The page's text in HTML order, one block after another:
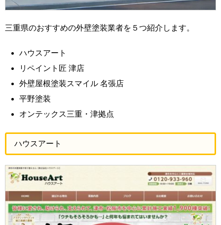
三重県のおすすめの外壁塗装業者を５つ紹介します。
ハウスアート
リペイント匠 津店
外壁屋根塗装スマイル 名張店
平野塗装
オンテックス三重・津拠点
ハウスアート